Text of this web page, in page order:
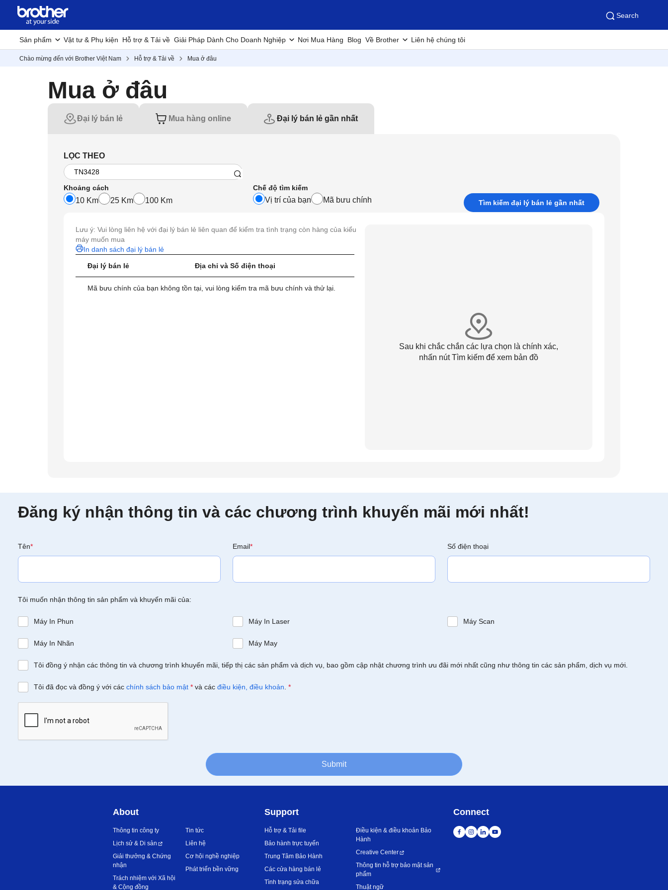
Search
Sản phẩm Vật tư & Phụ kiện Hỗ trợ & Tải về Giải Pháp Dành Cho Doanh Nghiệp Nơi Mua Hàng Blog Về Brother Liên hệ chúng tôi
Chào mừng đến với Brother Việt Nam Hỗ trợ & Tải về Mua ở đâu
Mua ở đâu
Đại lý bán lẻ Mua hàng online Đại lý bán lẻ gần nhất
LỌC THEO
Khoảng cách
10 Km 25 Km 100 Km
Chế độ tìm kiếm
Vị trí của bạn Mã bưu chính Tìm kiếm đại lý bán lẻ gần nhất
Lưu ý: Vui lòng liên hệ với đại lý bán lẻ liên quan để kiểm tra tình trạng còn hàng của kiểu
máy muốn mua
In danh sách đại lý bán lẻ
Đại lý bán lẻ Địa chỉ và Số điện thoại
Mã bưu chính của bạn không tồn tại, vui lòng kiểm tra mã bưu chính và thử lại.
Sau khi chắc chắn các lựa chọn là chính xác,
nhấn nút Tìm kiếm để xem bản đồ
Đăng ký nhận thông tin và các chương trình khuyến mãi mới nhất!
Tên* Email* Số điện thoại
Tôi muốn nhận thông tin sản phẩm và khuyến mãi của:
Máy In Phun Máy In Laser Máy Scan
Máy In Nhãn Máy May
Tôi đồng ý nhận các thông tin và chương trình khuyến mãi, tiếp thị các sản phẩm và dịch vụ, bao gồm cập nhật chương trình ưu đãi mới nhất cũng như thông tin các sản phẩm, dịch vụ mới.
Tôi đã đọc và đồng ý với các chính sách bảo mật * và các điều kiện, điều khoản. *
Submit
About
Thông tin công ty
Lịch sử & Di sản
Giải thưởng & Chứng
nhận
Trách nhiệm với Xã hội
& Cộng đồng
Tin tức
Liên hệ
Cơ hội nghề nghiệp
Phát triển bền vững
Support
Hỗ trợ & Tải file
Bảo hành trực tuyến
Trung Tâm Bảo Hành
Các cửa hàng bán lẻ
Tình trạng sửa chữa
Điều kiện & điều khoản Bảo
Hành
Creative Center
Thông tin hỗ trợ bảo mật sản
phẩm
Thuật ngữ
Connect